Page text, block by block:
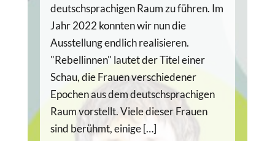
deutschsprachigen Raum zu führen. Im
Jahr 2022 konnten wir nun die
Ausstellung endlich realisieren.
"Rebellinnen" lautet der Titel einer
Schau, die Frauen verschiedener
Epochen aus dem deutschsprachigen
Raum vorstellt. Viele dieser Frauen
sind berühmt, einige […]